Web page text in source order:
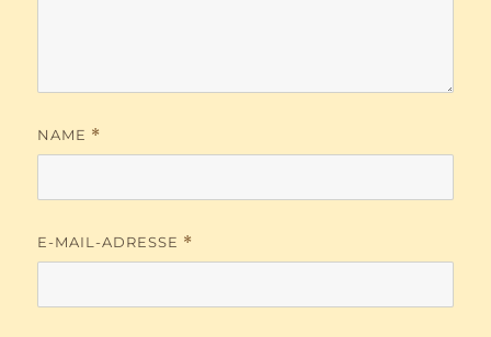
NAME *
E-MAIL-ADRESSE *